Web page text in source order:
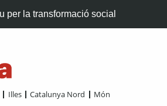
per la transformació social
Illes Catalunya Nord Món